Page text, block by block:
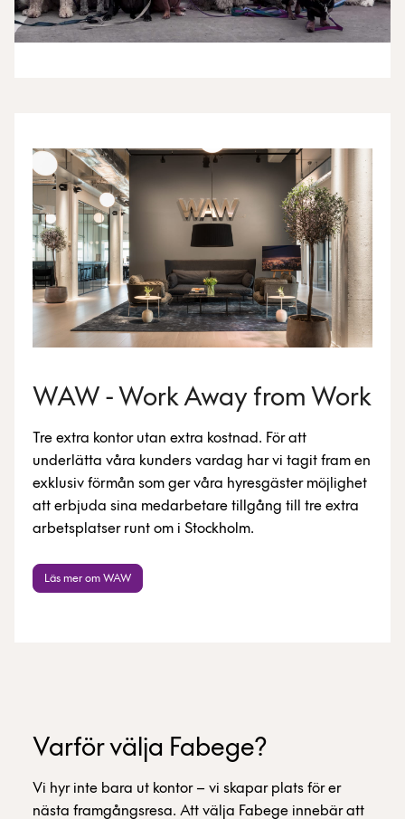
WAW - Work Away from Work
Tre extra kontor utan extra kostnad. För att
underlätta våra kunders vardag har vi tagit fram en
exklusiv förmån som ger våra hyresgäster möjlighet
att erbjuda sina medarbetare tillgång till tre extra
arbetsplatser runt om i Stockholm.
Läs mer om WAW
Varför välja Fabege?
Vi hyr inte bara ut kontor – vi skapar plats för er
nästa framgångsresa. Att välja Fabege innebär att